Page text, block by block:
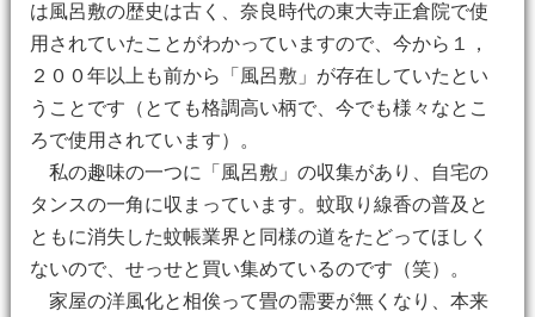
は風呂敷の歴史は古く、奈良時代の東大寺正倉院で使
用されていたことがわかっていますので、今から１，
２００年以上も前から「風呂敷」が存在していたとい
うことです（とても格調高い柄で、今でも様々なとこ
ろで使用されています）。
私の趣味の一つに「風呂敷」の収集があり、自宅の
タンスの一角に収まっています。蚊取り線香の普及と
ともに消失した蚊帳業界と同様の道をたどってほしく
ないので、せっせと買い集めているのです（笑）。
家屋の洋風化と相俟って畳の需要が無くなり、本来